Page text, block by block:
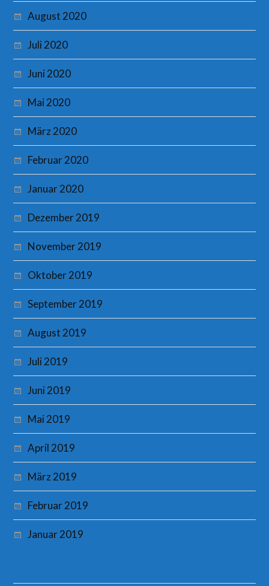
August 2020
Juli 2020
Juni 2020
Mai 2020
März 2020
Februar 2020
Januar 2020
Dezember 2019
November 2019
Oktober 2019
September 2019
August 2019
Juli 2019
Juni 2019
Mai 2019
April 2019
März 2019
Februar 2019
Januar 2019